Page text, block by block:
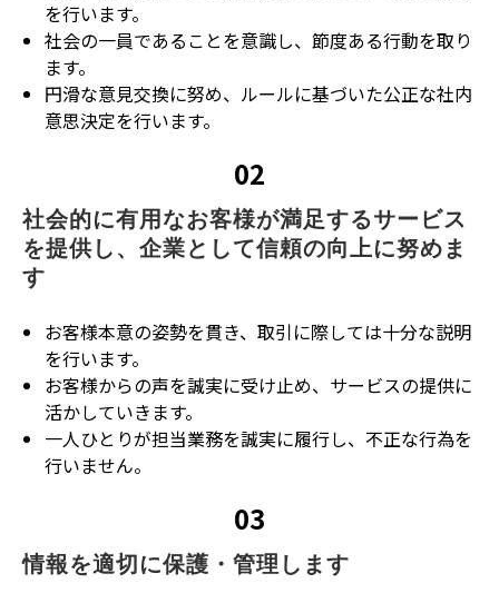
を行います。
社会の一員であることを意識し、節度ある行動を取り
ます。
円滑な意見交換に努め、ルールに基づいた公正な社内
意思決定を行います。
02
社会的に有用なお客様が満足するサービス
を提供し、企業として信頼の向上に努めま
す
お客様本意の姿勢を貫き、取引に際しては十分な説明
を行います。
お客様からの声を誠実に受け止め、サービスの提供に
活かしていきます。
一人ひとりが担当業務を誠実に履行し、不正な行為を
行いません。
03
情報を適切に保護・管理します